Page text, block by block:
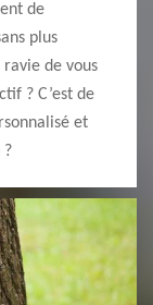
de
plus
de vous
? C’est de
et
?